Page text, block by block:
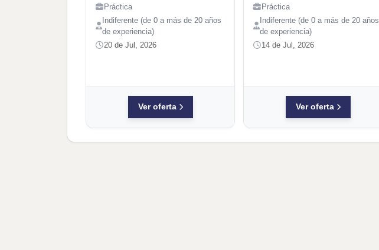
Práctica
Indiferente (de 0 a más de 20 años
de experiencia)
20 de Jul, 2026
Ver oferta
Práctica
Indiferente (de 0 a más de 20 años
de experiencia)
14 de Jul, 2026
Ver oferta